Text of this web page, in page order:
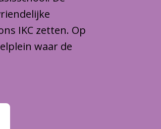
IKC zetten. Op
waar de